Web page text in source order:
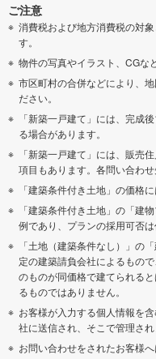
ご注意
消費税および地方消費税の対
す。
物件の写真やイラスト、CGな
市区町村の合併などにより、
ださい。
「新築一戸建て」には、完成
る場合があります。
「新築一戸建て」には、販売
項目もあります。各問い合わせ
「建築条件付き土地」の価格
「建築条件付き土地」の「建
例であり、プランの採用可否は
「土地（建築条件なし）」の
定の建築請負会社によるもの
のものが同価格で建てられる
るものではありません。
お客様が入力する個人情報を
社に送信され、そこで管理され
お問い合わせをされたお客様